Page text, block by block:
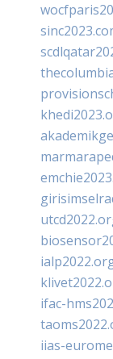
ifac-
iias-